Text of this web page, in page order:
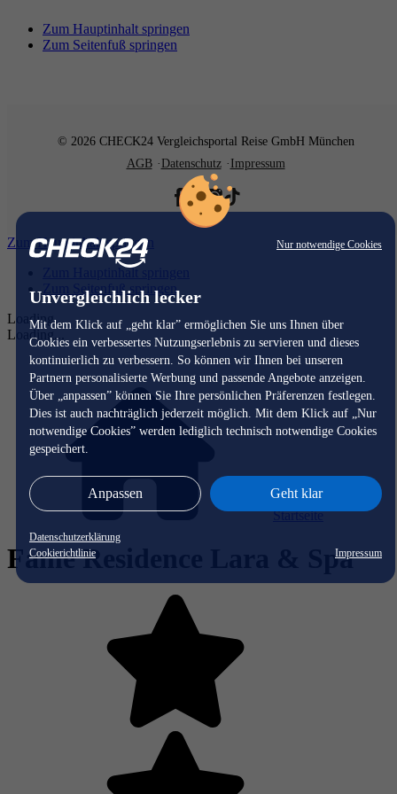
Nur notwendige Cookies
Unvergleichlich lecker
Mit dem Klick auf „geht klar” ermöglichen Sie uns Ihnen über
Cookies ein verbessertes Nutzungserlebnis zu servieren und dieses
kontinuierlich zu verbessern. So können wir Ihnen bei unseren
Partnern personalisierte Werbung und passende Angebote anzeigen.
Über „anpassen” können Sie Ihre persönlichen Präferenzen festlegen.
Dies ist auch nachträglich jederzeit möglich. Mit dem Klick auf „Nur
notwendige Cookies” werden lediglich technisch notwendige Cookies
gespeichert.
Anpassen Geht klar
Datenschutzerklärung
Cookierichtlinie
Impressum
Zum Hauptinhalt springen
Zum Seitenfuß springen
© 2026 CHECK24 Vergleichsportal Reise GmbH München
AGB
Datenschutz Impressum
Zum Hauptinhalt springen
Zum Hauptinhalt springen
Zum Seitenfuß springen
Loading...
Loading...
Startseite
Fame Residence Lara & Spa